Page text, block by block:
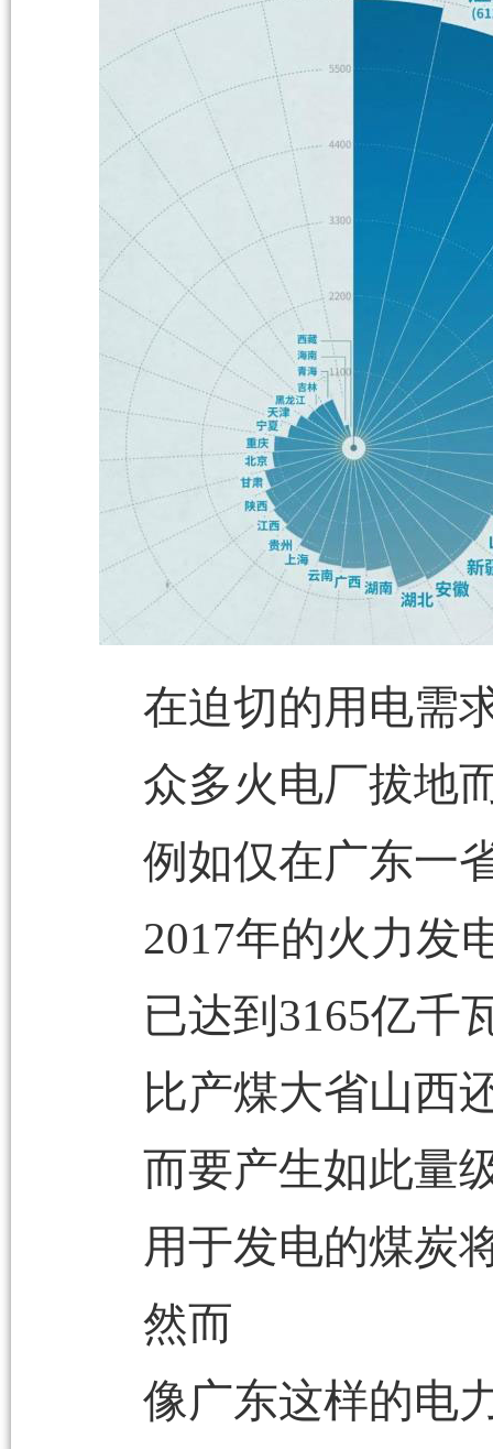
在迫切的用电需
众多火电厂拔地
例如仅在广东一
2017年的火力发
已达到3165亿千
比产煤大省山西
而要产生如此量
用于发电的煤炭
然而
像广东这样的电